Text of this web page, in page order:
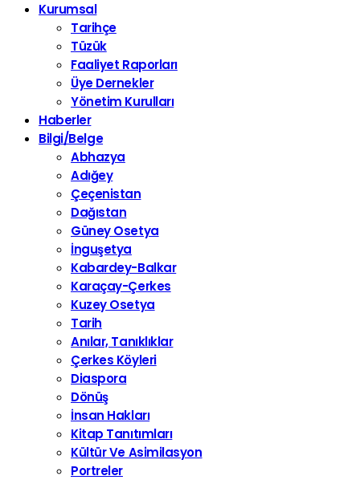
Kurumsal
Tarihçe
Tüzük
Faaliyet Raporları
Üye Dernekler
Yönetim Kurulları
Haberler
Bilgi/Belge
Abhazya
Adığey
Çeçenistan
Dağıstan
Güney Osetya
İnguşetya
Kabardey-Balkar
Karaçay-Çerkes
Kuzey Osetya
Tarih
Anılar, Tanıklıklar
Çerkes Köyleri
Diaspora
Dönüş
İnsan Hakları
Kitap Tanıtımları
Kültür Ve Asimilasyon
Portreler